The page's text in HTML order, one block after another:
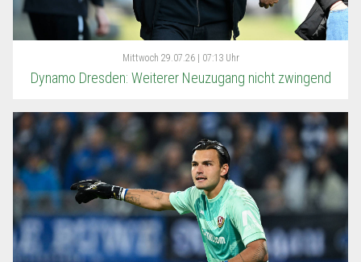
Mittwoch 29.07.26 | 07:13 Uhr
Dynamo Dresden: Weiterer Neuzugang nicht zwingend